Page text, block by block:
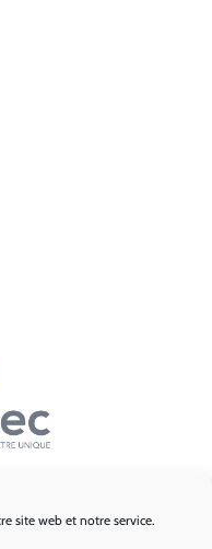
site web et notre service.